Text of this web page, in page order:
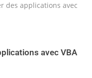
des applications avec
avec VBA